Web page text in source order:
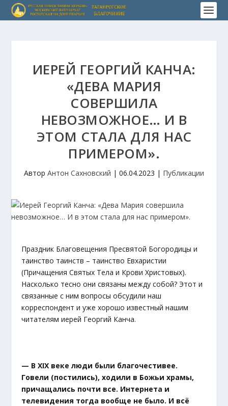
ИЕРЕЙ ГЕОРГИЙ КАНЧА:
«ДЕВА МАРИЯ
СОВЕРШИЛА
НЕВОЗМОЖНОЕ… И В
ЭТОМ СТАЛА ДЛЯ НАС
ПРИМЕРОМ».
Автор Антон Сахновский | 06.04.2023 | Публикации
Праздник Благовещения Пресвятой Богородицы и
таинство таинств – таинство Евхаристии
(Причащения Святых Тела и Крови Христовых).
Насколько тесно они связаны между собой? Этот и
связанные с ним вопросы обсудили наш
корреспондент и уже хорошо известный нашим
читателям иерей Георгий Канча.
— ВXIX веке люди были благочестивее.
Говели (постились), ходили в Божьи храмы,
причащались почти все. Интернета и
телевидения тогда вообще не было. И всё